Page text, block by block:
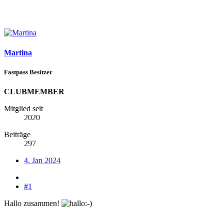
Martina
Fastpass Besitzer
CLUBMEMBER
Mitglied seit
2020
Beiträge
297
4. Jan 2024
#1
Hallo zusammen!